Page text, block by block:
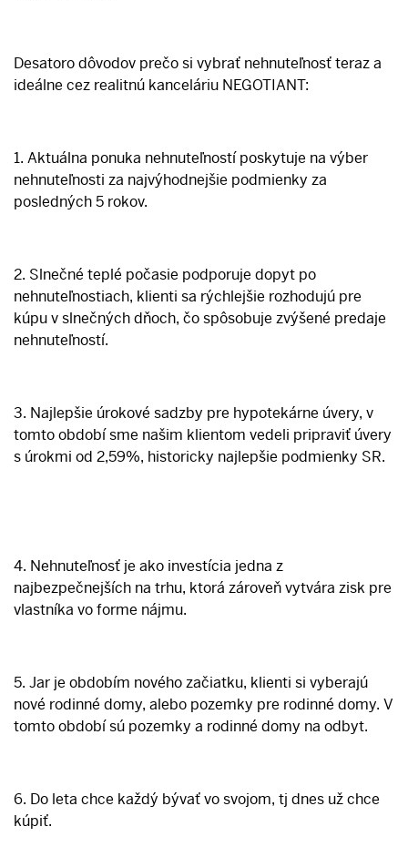
Desatoro dôvodov prečo si vybrať nehnuteľnosť teraz a
ideálne cez realitnú kanceláriu NEGOTIANT:
1. Aktuálna ponuka nehnuteľností poskytuje na výber
nehnuteľnosti za najvýhodnejšie podmienky za
posledných 5 rokov.
2. Slnečné teplé počasie podporuje dopyt po
nehnuteľnostiach, klienti sa rýchlejšie rozhodujú pre
kúpu v slnečných dňoch, čo spôsobuje zvýšené predaje
nehnuteľností.
3. Najlepšie úrokové sadzby pre hypotekárne úvery, v
tomto období sme našim klientom vedeli pripraviť úvery
s úrokmi od 2,59%, historicky najlepšie podmienky SR.
4. Nehnuteľnosť je ako investícia jedna z
najbezpečnejších na trhu, ktorá zároveň vytvára zisk pre
vlastníka vo forme nájmu.
5. Jar je obdobím nového začiatku, klienti si vyberajú
nové rodinné domy, alebo pozemky pre rodinné domy. V
tomto období sú pozemky a rodinné domy na odbyt.
6. Do leta chce každý bývať vo svojom, tj dnes už chce
kúpiť.